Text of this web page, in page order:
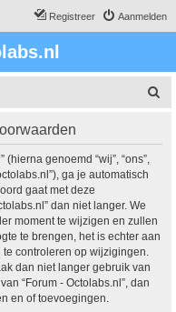
Aanmelden
Registreer
genoemd “wij”, “ons”,
ga je automatisch
gaat met deze
dan niet langer. We
moment te wijzigen en zullen
te brengen, het is echter aan
controleren op wijzigingen.
dan niet langer gebruik van
“Forum - Octolabs.nl”, dan
en of toevoegingen.